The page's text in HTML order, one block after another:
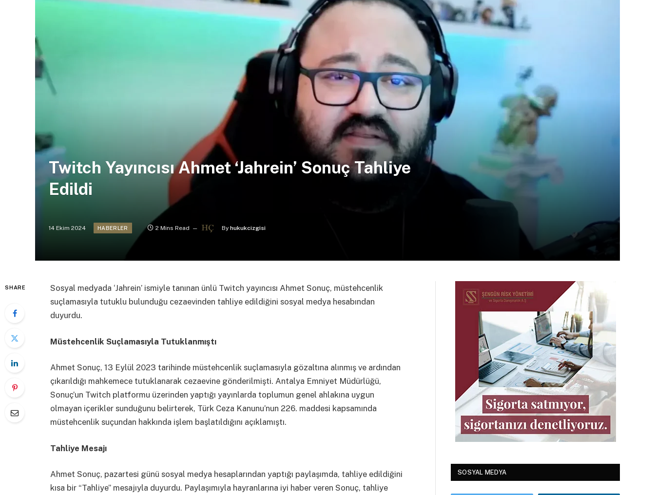
Twitch Yayıncısı Ahmet ‘Jahrein’ Sonuç Tahliye
Edildi
14 Ekim 2024 HABERLER 2 Mins Read By hukukcizgisi
SHARE
Sosyal medyada ‘Jahrein’ ismiyle tanınan ünlü Twitch yayıncısı Ahmet Sonuç, müstehcenlik
suçlamasıyla tutuklu bulunduğu cezaevinden tahliye edildiğini sosyal medya hesabından
duyurdu.
Müstehcenlik Suçlamasıyla Tutuklanmıştı
Ahmet Sonuç, 13 Eylül 2023 tarihinde müstehcenlik suçlamasıyla gözaltına alınmış ve ardından
çıkarıldığı mahkemece tutuklanarak cezaevine gönderilmişti. Antalya Emniyet Müdürlüğü,
Sonuç’un Twitch platformu üzerinden yaptığı yayınlarda toplumun genel ahlakına uygun
olmayan içerikler sunduğunu belirterek, Türk Ceza Kanunu’nun 226. maddesi kapsamında
müstehcenlik suçundan hakkında işlem başlatıldığını açıklamıştı.
Tahliye Mesajı
Ahmet Sonuç, pazartesi günü sosyal medya hesaplarından yaptığı paylaşımda, tahliye edildiğini
kısa bir “Tahliye” mesajıyla duyurdu. Paylaşımıyla hayranlarına iyi haber veren Sonuç, tahliye
SOSYAL MEDYA